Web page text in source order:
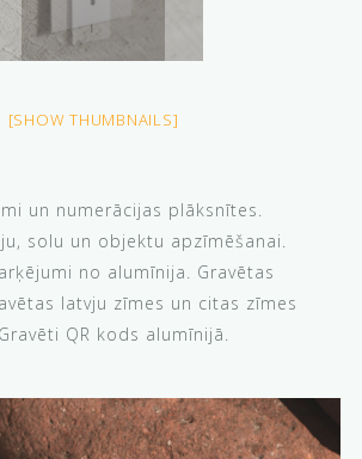
[SHOW THUMBNAILS]
un numerācijas plāksnītes.
solu un objektu apzīmēšanai.
no alumīnija. Gravētas
latvju zīmes un citas zīmes
QR kods alumīnijā.